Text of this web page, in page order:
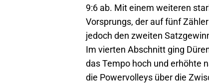
9:6 ab. Mit einem weiteren
Vorsprungs, der auf fünf
jedoch den zweiten
Im vierten Abschnitt ging
das Tempo hoch und erhöhte
die Powervolleys über die